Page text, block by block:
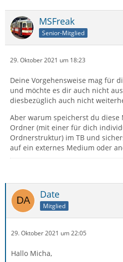
MSFreak
Senior-Mitglied
29. Oktober 2021 um 18:23
Deine Vorgehensweise mag für
und möchte es dir auch nicht
diesbezüglich auch nicht
Aber warum speicherst du diese
Ordner (mit einer für dich
Ordnerstruktur) im TB und
auf ein externes Medium oder
Date
Mitglied
29. Oktober 2021 um 22:05
Hallo Micha,